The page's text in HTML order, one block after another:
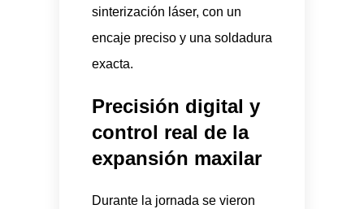
sinterización láser, con un
encaje preciso y una soldadura
exacta.
Precisión digital y
control real de la
expansión maxilar
Durante la jornada se vieron